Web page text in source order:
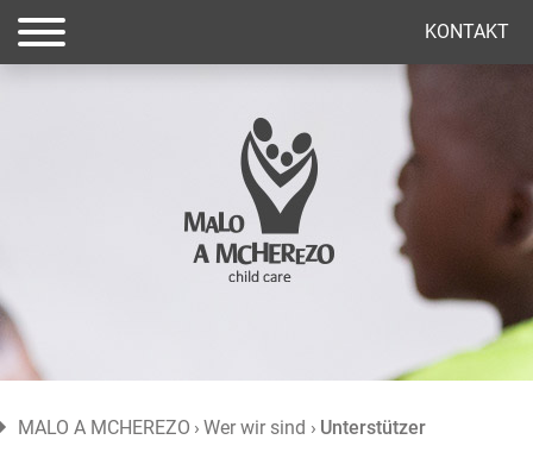
(current)
KONTAKT
MALO A MCHEREZO Wer wir sind Unterstützer